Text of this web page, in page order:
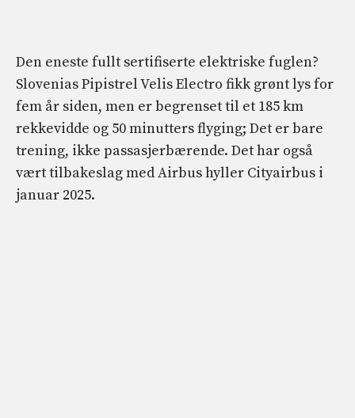
Den eneste fullt sertifiserte elektriske fuglen?
Slovenias Pipistrel Velis Electro fikk grønt lys for
fem år siden, men er begrenset til et 185 km
rekkevidde og 50 minutters flyging; Det er bare
trening, ikke passasjerbærende. Det har også
vært tilbakeslag med Airbus hyller Cityairbus i
januar 2025.